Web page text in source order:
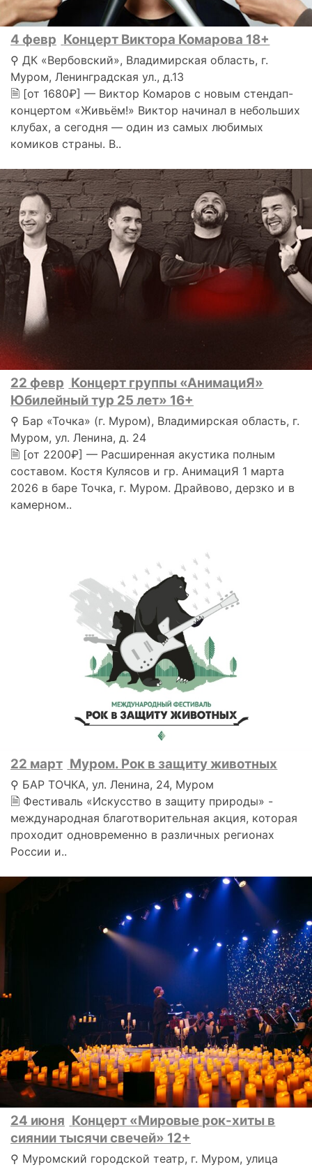
4 февр Концерт Виктора Комарова 18+
⚲ ДК «Вербовский», Владимирская область, г.
Муром, Ленинградская ул., д.13
🗎 [от 1680₽] — Виктор Комаров с новым стендап-
концертом «Живьём!» Виктор начинал в небольших
клубах, а сегодня — один из самых любимых
комиков страны. В..
22 февр Концерт группы «АнимациЯ»
Юбилейный тур 25 лет» 16+
⚲ Бар «Точка» (г. Муром), Владимирская область, г.
Муром, ул. Ленина, д. 24
🗎 [от 2200₽] — Расширенная акустика полным
составом. Костя Кулясов и гр. АнимациЯ 1 марта
2026 в баре Точка, г. Муром. Драйвово, дерзко и в
камерном..
22 март Муром. Рок в защиту животных
⚲ БАР ТОЧКА, ул. Ленина, 24, Муром
🗎 Фестиваль «Искусство в защиту природы» -
международная благотворительная акция, которая
проходит одновременно в различных регионах
России и..
24 июня Концерт «Мировые рок-хиты в
сиянии тысячи свечей» 12+
⚲ Муромский городской театр, г. Муром, улица